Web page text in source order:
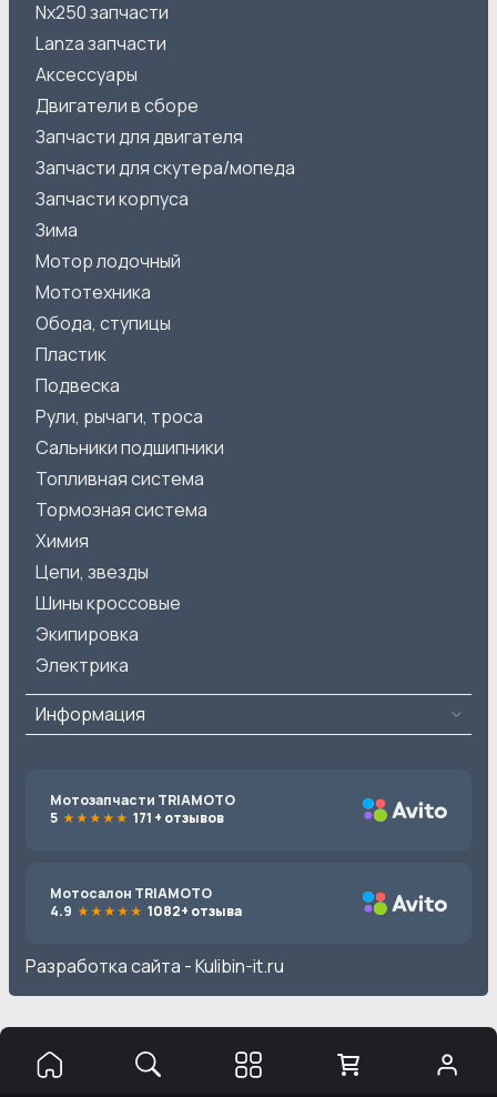
Nx250 запчасти
Lanza запчасти
Аксессуары
Двигатели в сборе
Запчасти для двигателя
Запчасти для скутера/мопеда
Запчасти корпуса
Зима
Мотор лодочный
Мототехника
Обода, ступицы
Пластик
Подвеска
Рули, рычаги, троса
Сальники подшипники
Топливная система
Тормозная система
Химия
Цепи, звезды
Шины кроссовые
Экипировка
Электрика
Информация
Мотозапчасти TRIAMOTO
5
171 + отзывов
Мотосалон TRIAMOTO
4.9
1082+ отзыва
Разработка сайта -Kulibin-it.ru